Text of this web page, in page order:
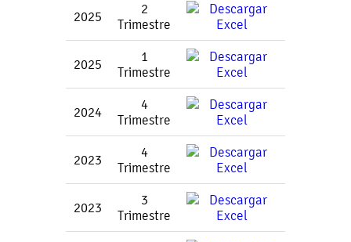
2025
2
Trimestre
2025
1
Trimestre
2024
4
Trimestre
2023
4
Trimestre
2023
3
Trimestre